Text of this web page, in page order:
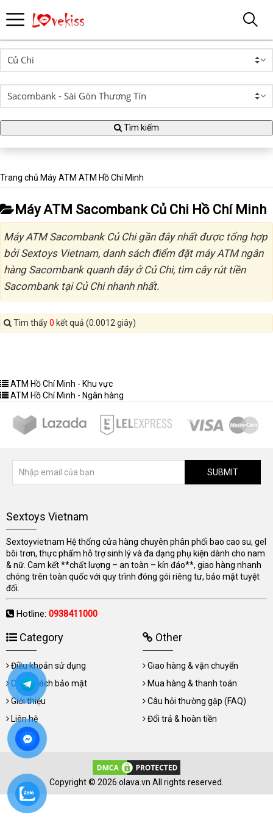
Tìm kiếm
Trang chủ Máy ATM ATM Hồ Chí Minh
Máy ATM Sacombank Củ Chi Hồ Chí Minh
Máy ATM Sacombank Củ Chi gần đây nhất được tổng hợp
bởi Sextoys Vietnam, danh sách điểm đặt máy ATM ngân
hàng Sacombank quanh đây ở Củ Chi, tìm cây rút tiền
Sacombank tại Củ Chi nhanh nhất.
Tìm thấy0 kết quả (0.0012 giây)
ATM Hồ Chí Minh - Khu vực
ATM Hồ Chí Minh - Ngân hàng
SUBMIT
Sextoys Vietnam
Sextoyvietnam Hệ thống cửa hàng chuyên phân phối bao cao su, gel
bôi trơn, thực phẩm hỗ trợ sinh lý và đa dạng phụ kiện dành cho nam
& nữ. Cam kết **chất lượng – an toàn – kín đáo**, giao hàng nhanh
chóng trên toàn quốc với quy trình đóng gói riêng tư, bảo mật tuyệt
đối.
Hotline: 0938411000
Category
Điều khoản sử dụng
Chính sách bảo mật
Giới thiệu
Liên hệ
Other
Giao hàng & vận chuyển
Mua hàng & thanh toán
Câu hỏi thường gặp (FAQ)
Đổi trả & hoàn tiền
Copyright © 2026 olava.vn All rights reserved.